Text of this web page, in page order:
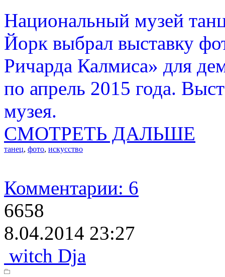
Национальный музей
Йорк выбрал выставку
Ричарда Калмиса» для
по апрель 2015 года.
музея.
СМОТРЕТЬ ДАЛЬШЕ
танец, фото, искусство
Комментарии: 6
6658
8.04.2014 23:27
witch Dja